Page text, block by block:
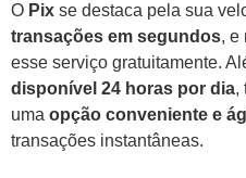
O Pix se destaca pela sua
transações em segundos, e
esse serviço gratuitamente.
disponível 24 horas por dia,
uma opção conveniente e
transações instantâneas.